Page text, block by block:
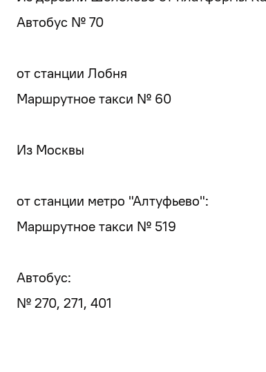
Автобус № 70
от станции Лобня
Маршрутное такси № 60
Из Москвы
от станции метро "Алтуфьево":
Маршрутное такси № 519
Автобус:
№ 270, 271, 401